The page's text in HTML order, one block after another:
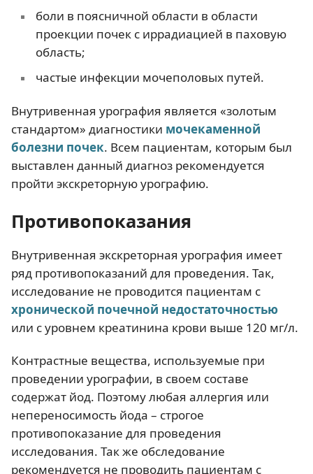
боли в поясничной области в области
проекции почек с иррадиацией в паховую
область;
частые инфекции мочеполовых путей.
Внутривенная урография является «золотым
стандартом» диагностики мочекаменной
болезни почек. Всем пациентам, которым был
выставлен данный диагноз рекомендуется
пройти экскреторную урографию.
Противопоказания
Внутривенная экскреторная урография имеет
ряд противопоказаний для проведения. Так,
исследование не проводится пациентам с
хронической почечной недостаточностью
или с уровнем креатинина крови выше 120 мг/л.
Контрастные вещества, используемые при
проведении урографии, в своем составе
содержат йод. Поэтому любая аллергия или
непереносимость йода – строгое
противопоказание для проведения
исследования. Так же обследование
рекомендуется не проводить пациентам с